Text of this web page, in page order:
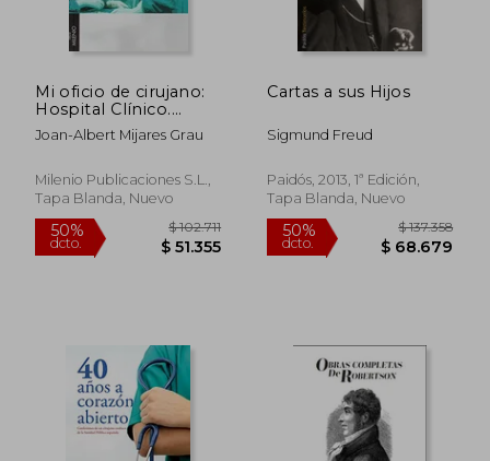
50% $ 111.005 40%
Mi oficio de cirujano:
Hospital Clínico.
Barcelona 1960-
Principado de
(Testimonios)
Joan-Albert Mijares Grau
Milenio Publicaciones S.L.,
Tapa Blanda, Nuevo
Cartas a sus Hijos
Sigmund Freud
Paidós, 2013, 1ª Edición,
Tapa Blanda, Nuevo